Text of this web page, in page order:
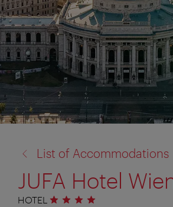
к:
List of Accommodations
JUFA Hotel
HOTEL 4 звезды